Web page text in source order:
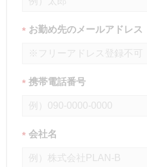
* お勤め先のメールアドレス
* 携帯電話番号
* 会社名